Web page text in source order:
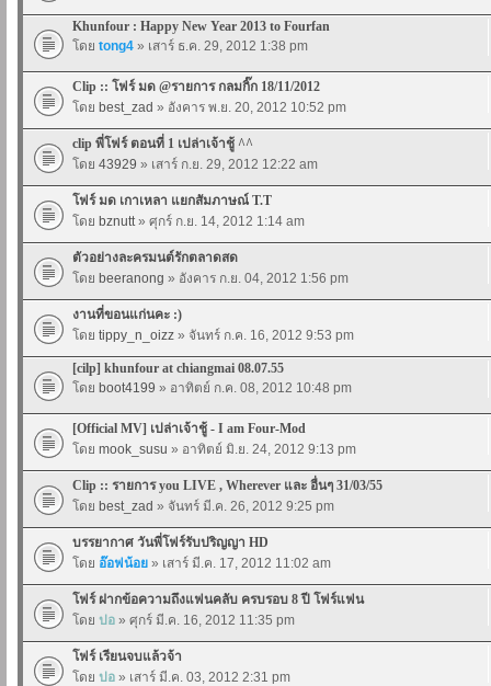
Khunfour : Happy New Year 2013 to Fourfan
โดย tong4 » เสาร์ ธ.ค. 29, 2012 1:38 pm
Clip :: โฟร์ มด @รายการ กลมกิ๊ก 18/11/2012
โดย best_zad » อังคาร พ.ย. 20, 2012 10:52 pm
clip พี่โฟร์ ตอนที่ 1 เปล่าเจ้าชู้ ^^
โดย 43929 » เสาร์ ก.ย. 29, 2012 12:22 am
โฟร์ มด เกาเหลา แยกสัมภาษณ์ T.T
โดย bznutt» ศุกร์ ก.ย. 14, 2012 1:14 am
ตัวอย่างละครมนต์รักตลาดสด
โดย beeranong » อังคาร ก.ย. 04, 2012 1:56 pm
งานที่ขอนแก่นคะ :)
โดย tippy_n_oizz » จันทร์ ก.ค. 16, 2012 9:53 pm
[cilp] khunfour at chiangmai 08.07.55
โดย boot4199 » อาทิตย์ ก.ค. 08, 2012 10:48 pm
[Official MV] เปล่าเจ้าชู้ - I am Four-Mod
โดย mook_susu » อาทิตย์ มิ.ย. 24, 2012 9:13 pm
Clip :: รายการ you LIVE , Wherever และ อื่นๆ 31/03/55
โดย best_zad » จันทร์ มี.ค. 26, 2012 9:25 pm
บรรยากาศ วันพี่โฟร์รับปริญญา HD
โดย อ๊อฟน้อย » เสาร์ มี.ค. 17, 2012 11:02 am
โฟร์ ฝากข้อความถึงแฟนคลับ ครบรอบ 8 ปี โฟร์แฟน
โดย ปอ » ศุกร์ มี.ค. 16, 2012 11:35 pm
โฟร์ เรียนจบแล้วจ้า
โดย ปอ » เสาร์ มี.ค. 03, 2012 2:31 pm